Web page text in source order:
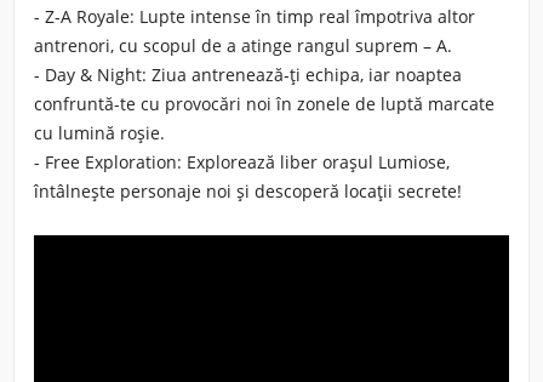
- Z-A Royale: Lupte intense în timp real împotriva altor
antrenori, cu scopul de a atinge rangul suprem – A.
- Day & Night: Ziua antrenează-ți echipa, iar noaptea
confruntă-te cu provocări noi în zonele de luptă marcate
cu lumină roșie.
- Free Exploration: Explorează liber orașul Lumiose,
întâlnește personaje noi și descoperă locații secrete!